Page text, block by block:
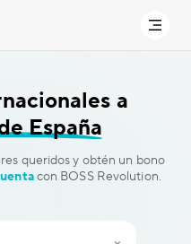
a
España
queridos y obtén un bono
con BOSS Revolution.